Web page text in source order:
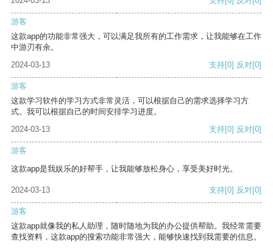
游客
这款app的功能非常强大，可以满足我所有的工作需求，让我能够在工作
中游刃有余。
2024-03-13
支持[0] 反对[0]
游客
这款学习软件的学习方式非常灵活，可以根据自己的需求选择学习方
式。我可以根据自己的时间安排学习进度。
2024-03-13
支持[0] 反对[0]
游客
这款app是我娱乐的好帮手，让我能够放松身心，享受美好时光。
2024-03-13 支持[0] 反对[0]
游客
这款app就像我的私人助理，随时随地为我的办公提供帮助。我经常需要
查找资料，这款app的搜索功能非常强大，能够快速找到我需要的信息。